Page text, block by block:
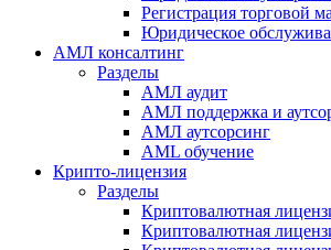
Регистрация торговой
Юридическое
АМЛ консалтинг
Разделы
АМЛ аудит
АМЛ поддержка и
АМЛ аутсорсинг
AML обучение
Крипто-лицензия
Разделы
Криптовалютная
Криптовалютная